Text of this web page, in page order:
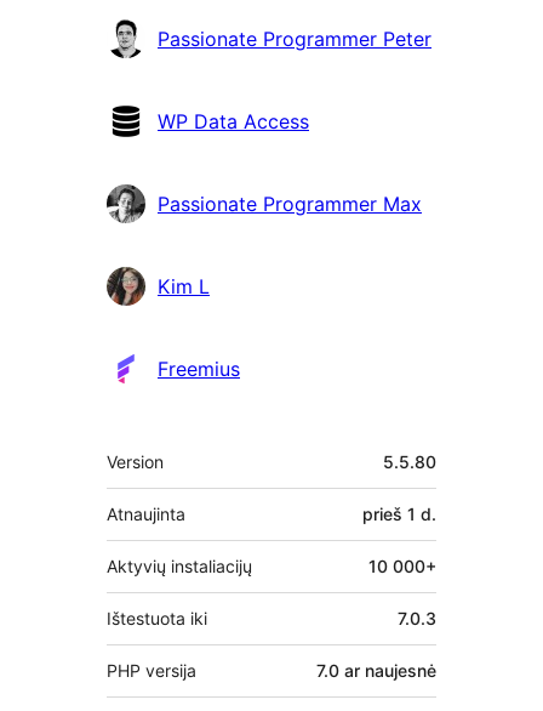
AutoriaiPassionate Programmer Peter
WP Data Access
Passionate Programmer Max
Kim L
Freemius
Metainformacija
Version 5.5.80
Atnaujinta prieš 1 d.
Aktyvių instaliacijų 10 000+
Ištestuota iki 7.0.3
PHP versija 7.0 ar naujesnė